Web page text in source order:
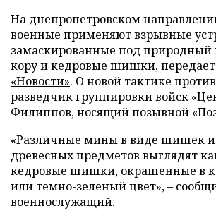
На днепропетровском
военные применяют взрывные
замаскированные под природный
кору и кедровые шишки, передает
«Новости». О новой тактике
разведчик группировки войск
Филиппов, носящий позывной
«Различные мины в виде шишек и
древесных предметов выглядят
кедровые шишки, окрашенные в
или темно-зеленый цвет», –
военнослужащий.